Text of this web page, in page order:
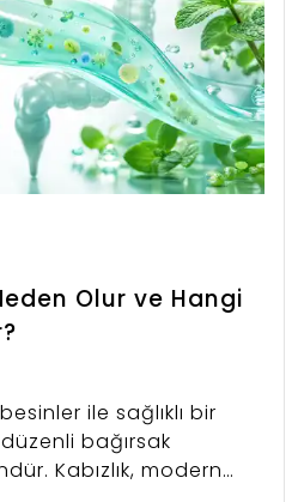
Olur ve Hangi
ile sağlıklı bir
bağırsak
Kabızlık, modern